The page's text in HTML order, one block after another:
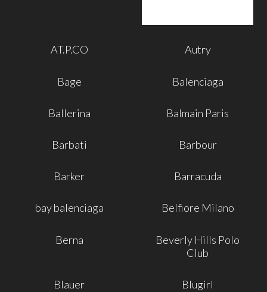
AT.P.CO Autry
Bage Balenciaga
Ballerina Balmain Paris
Barbati Barbour
Barker Barracuda
bay balenciaga Belfiore Milano
Berna
Beverly Hills Polo
Club
Blauer Blugirl